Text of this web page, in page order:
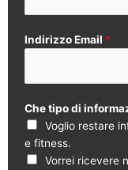
Indirizzo Email *
Che tipo di
Voglio restare
e fitness.
Vorrei ricevere